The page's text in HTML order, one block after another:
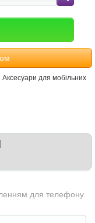
Аксесуари для мобільних
для телефону